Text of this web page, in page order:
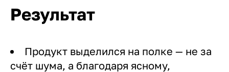
Результат
Продукт выделился на полке — не за
счёт шума, а благодаря ясному,